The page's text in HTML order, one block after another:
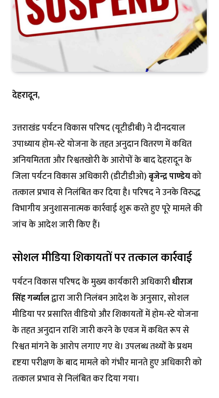
देहरादून,
उत्तराखंड पर्यटन विकास परिषद (यूटीडीबी) ने दीनदयाल
उपाध्याय होम-स्टे योजना के तहत अनुदान वितरण में कथित
अनियमितता और रिश्वतखोरी के आरोपों के बाद देहरादून के
जिला पर्यटन विकास अधिकारी (डीटीडीओ)बृजेन्द्र पाण्डेयको
तत्काल प्रभाव से निलंबित कर दिया है। परिषद ने उनके विरुद्ध
विभागीय अनुशासनात्मक कार्रवाई शुरू करते हुए पूरे मामले की
जांच के आदेश जारी किए हैं।
सोशल मीडिया शिकायतों पर तत्काल कार्रवाई
पर्यटन विकास परिषद के मुख्य कार्यकारी अधिकारीधीराज
सिंह गर्ब्यालद्वारा जारी निलंबन आदेश के अनुसार, सोशल
मीडिया पर प्रसारित वीडियो और शिकायतों में होम-स्टे योजना
के तहत अनुदान राशि जारी करने के एवज में कथित रूप से
रिश्वत मांगने के आरोप लगाए गए थे। उपलब्ध तथ्यों के प्रथम
दृष्टया परीक्षण के बाद मामले को गंभीर मानते हुए अधिकारी को
तत्काल प्रभाव से निलंबित कर दिया गया।